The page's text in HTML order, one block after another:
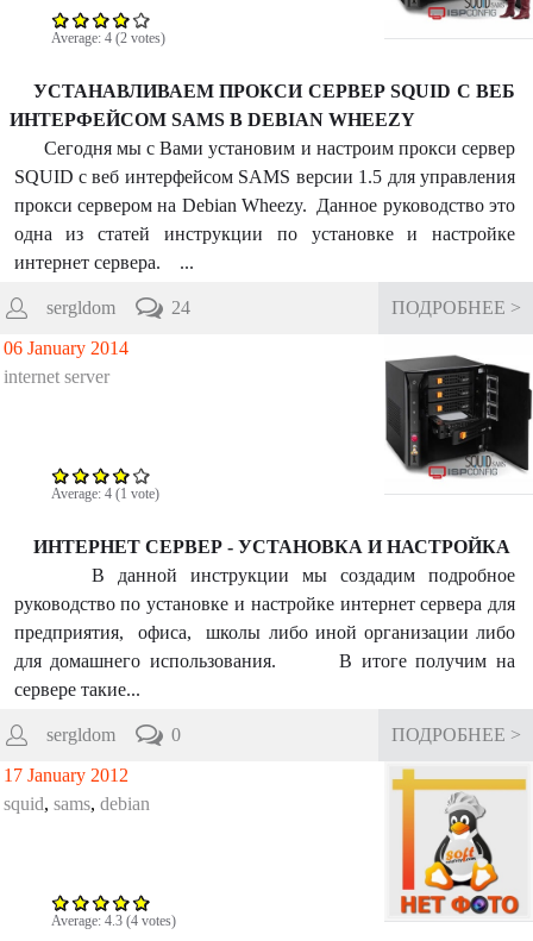
Average: 4 (2 votes)
УСТАНАВЛИВАЕМ ПРОКСИ СЕРВЕР SQUID C ВЕБ
ИНТЕРФЕЙСОМ SAMS В DEBIAN WHEEZY
Сегодня мы с Вами установим и настроим прокси сервер
SQUID с веб интерфейсом SAMS версии 1.5 для управления
прокси сервером на Debian Wheezy. Данное руководство это
одна из статей инструкции по установке и настройке
интернет сервера. ...
sergldom ПОДРОБНЕЕ >
24
06 January 2014
internet server
Average: 4 (1 vote)
ИНТЕРНЕТ СЕРВЕР - УСТАНОВКА И НАСТРОЙКА
В данной инструкции мы создадим подробное
руководство по установке и настройке интернет сервера для
предприятия, офиса, школы либо иной организации либо
для домашнего использования. В итоге получим на
сервере такие...
sergldom ПОДРОБНЕЕ >
0
17 January 2012
squid, sams, debian
Average: 4.3 (4 votes)